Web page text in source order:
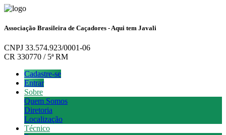
Associação Brasileira de Caçadores - Aqui tem Javali
CNPJ 33.574.923/0001-06
CR 330770 / 5ª RM
Cadastre-se
Entrar
Sobre
Quem Somos
Diretoria
Localização
Técnico